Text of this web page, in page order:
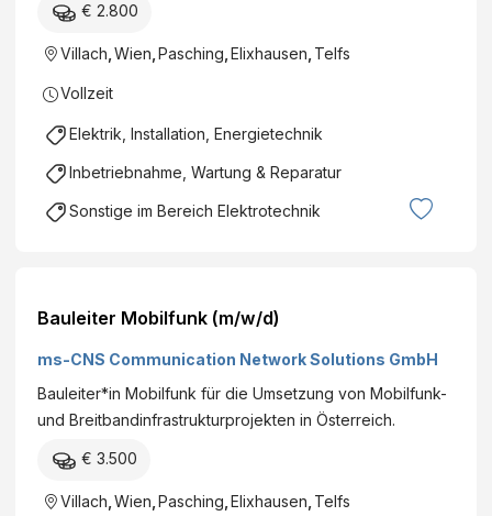
€ 2.800
Villach Wien Pasching Elixhausen Telfs
Vollzeit
Elektrik, Installation, Energietechnik
Inbetriebnahme, Wartung & Reparatur
Sonstige im Bereich Elektrotechnik
Bauleiter Mobilfunk (m/w/d)
ms-CNS Communication Network Solutions GmbH
Bauleiter*in Mobilfunk für die Umsetzung von Mobilfunk-
und Breitbandinfrastrukturprojekten in Österreich.
€ 3.500
Villach Wien Pasching Elixhausen Telfs